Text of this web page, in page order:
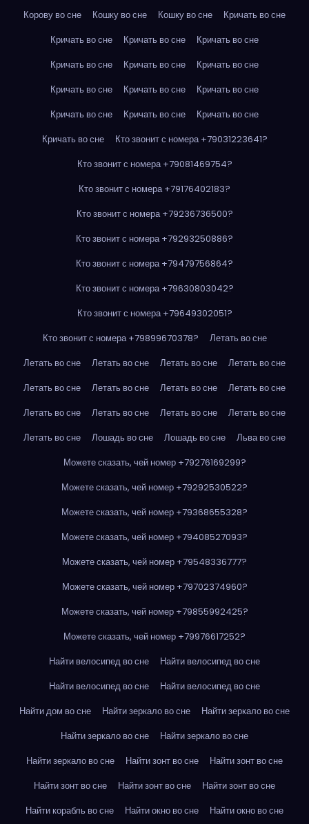
Корову во сне
Кошку во сне Кошку во сне
Кричать во сне
Кричать во сне
Кричать во сне
Кричать во сне
Кричать во сне
Кричать во сне
Кричать во сне
Кричать во сне
Кричать во сне
Кричать во сне
Кричать во сне
Кричать во сне
Кричать во сне
Кричать во сне
Кто звонит с номера +79031223641?
Кто звонит с номера +79081469754?
Кто звонит с номера +79176402183?
Кто звонит с номера +79236736500?
Кто звонит с номера +79293250886?
Кто звонит с номера +79479756864?
Кто звонит с номера +79630803042?
Кто звонит с номера +79649302051?
Кто звонит с номера +79899670378?
Летать во сне
Летать во сне
Летать во сне Летать во сне
Летать во сне
Летать во сне
Летать во сне Летать во сне
Летать во сне
Летать во сне
Летать во сне Летать во сне
Летать во сне
Летать во сне
Лошадь во сне Лошадь во сне
Льва во сне
Можете сказать, чей номер +79276169299?
Можете сказать, чей номер +79292530522?
Можете сказать, чей номер +79368655328?
Можете сказать, чей номер +79408527093?
Можете сказать, чей номер +79548336777?
Можете сказать, чей номер +79702374960?
Можете сказать, чей номер +79855992425?
Можете сказать, чей номер +79976617252?
Найти велосипед во сне
Найти велосипед во сне
Найти велосипед во сне
Найти велосипед во сне
Найти дом во сне
Найти зеркало во сне
Найти зеркало во сне
Найти зеркало во сне
Найти зеркало во сне
Найти зеркало во сне
Найти зонт во сне
Найти зонт во сне
Найти зонт во сне
Найти зонт во сне
Найти зонт во сне
Найти корабль во сне
Найти окно во сне
Найти окно во сне